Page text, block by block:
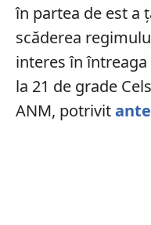
în partea de est a
scăderea
interes în
la 21 de grade
ANM, potrivit